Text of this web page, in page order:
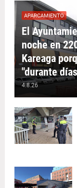
APARCAMIENTO
El
noche en
Kareaga
"durante
4.8.26